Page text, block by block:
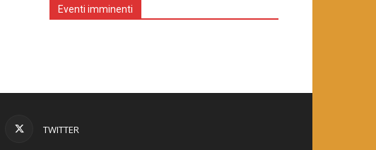
Eventi imminenti
TWITTER